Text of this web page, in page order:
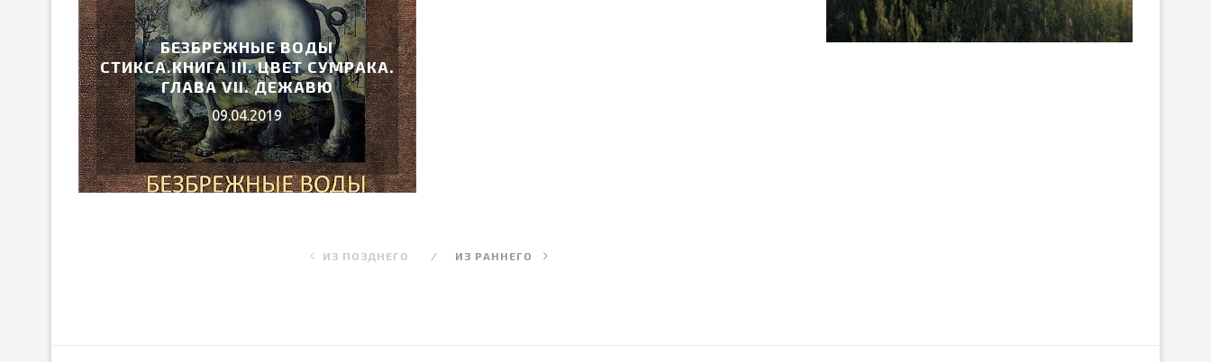
БЕЗБРЕЖНЫЕ ВОДЫ
СТИКСА.КНИГА III. ЦВЕТ СУМРАКА.
ГЛАВА VII. ДЕЖАВЮ
09.04.2019
ИЗ ПОЗДНЕГО ИЗ РАННЕГО